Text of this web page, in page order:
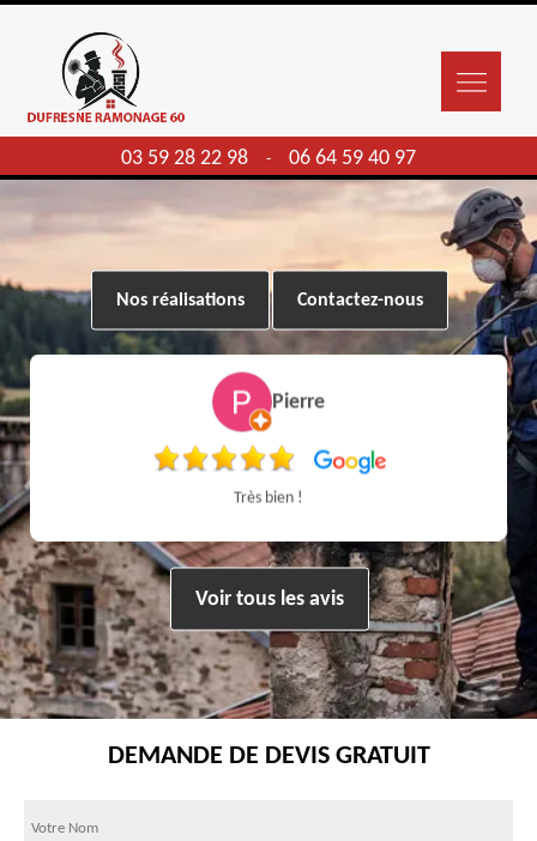
03 59 28 22 98 - 06 64 59 40 97
Nos réalisations Contactez-nous
Pierre
Très bien !
Voir tous les avis
DEMANDE DE DEVIS GRATUIT